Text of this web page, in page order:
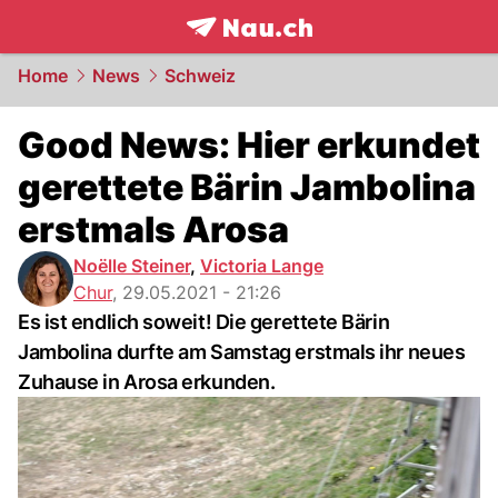
frontpage.NAU.ch
Home News Schweiz
Good News: Hier erkundet
gerettete Bärin Jambolina
erstmals Arosa
Noëlle Steiner, Victoria Lange
Chur, 29.05.2021 - 21:26
Es ist endlich soweit! Die gerettete Bärin
Jambolina durfte am Samstag erstmals ihr neues
Zuhause in Arosa erkunden.